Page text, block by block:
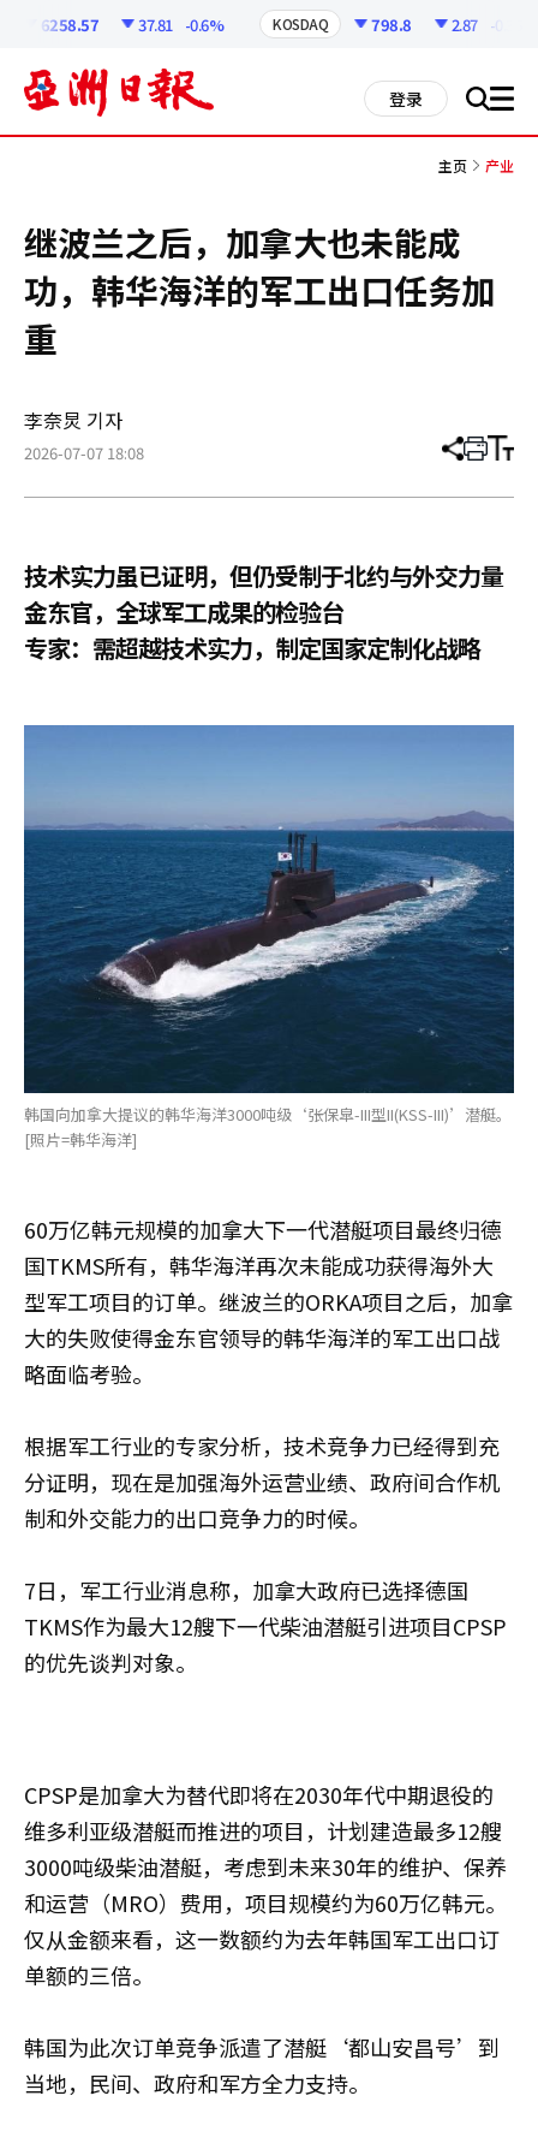
6258.57 37.81 -0.6% KOSDAQ 798.8 2.87 -0.36%
登录 搜 all
主页 产业
继波兰之后，加拿大也未能成
功，韩华海洋的军工出口任务加
重
李奈炅 기자
2026-07-07 18:08 分
章
打 调
小
技术实力虽已证明，但仍受制于北约与外交力量
金东官，全球军工成果的检验台
专家：需超越技术实力，制定国家定制化战略
韩国向加拿大提议的韩华海洋3000吨级‘张保皐-III型II(KSS-III)’潜艇。
[照片=韩华海洋]
60万亿韩元规模的加拿大下一代潜艇项目最终归德
国TKMS所有，韩华海洋再次未能成功获得海外大
型军工项目的订单。继波兰的ORKA项目之后，加拿
大的失败使得金东官领导的韩华海洋的军工出口战
略面临考验。
根据军工行业的专家分析，技术竞争力已经得到充
分证明，现在是加强海外运营业绩、政府间合作机
制和外交能力的出口竞争力的时候。
7日，军工行业消息称，加拿大政府已选择德国
TKMS作为最大12艘下一代柴油潜艇引进项目CPSP
的优先谈判对象。
CPSP是加拿大为替代即将在2030年代中期退役的
维多利亚级潜艇而推进的项目，计划建造最多12艘
3000吨级柴油潜艇，考虑到未来30年的维护、保养
和运营（MRO）费用，项目规模约为60万亿韩元。
仅从金额来看，这一数额约为去年韩国军工出口订
单额的三倍。
韩国为此次订单竞争派遣了潜艇‘都山安昌号’到
当地，民间、政府和军方全力支持。